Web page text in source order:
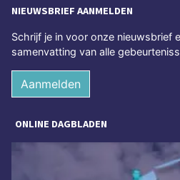
NIEUWSBRIEF AANMELDEN
Schrijf je in voor onze nieuwsbrief
samenvatting van alle
Aanmelden
ONLINE DAGBLADEN